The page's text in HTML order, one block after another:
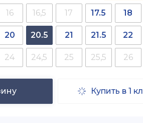
16 16,5 17 17.5 18
20 20.5 21 21.5 22
24 24,5 25 25,5 26
 Купить в 1